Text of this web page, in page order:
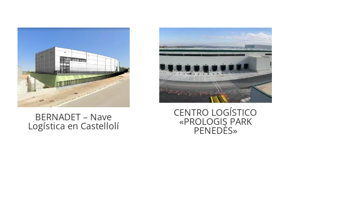
BERNADET – Nave
Logística en Castellolí
CENTRO LOGÍSTICO
«PROLOGIS PARK
PENEDÈS»